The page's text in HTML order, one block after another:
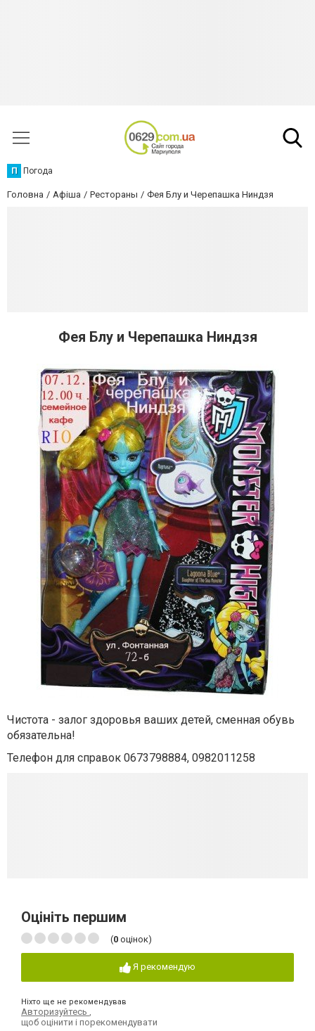
П Погода
Головна Афіша Рестораны Фея Блу и Черепашка Ниндзя
Фея Блу и Черепашка Ниндзя
Чистота - залог здоровья ваших детей, сменная обувь
обязательна!
Телефон для справок 0673798884, 0982011258
Оцініть першим
(0 оцінок)
Я рекомендую
Ніхто ще не рекомендував
Авторизуйтесь
щоб оцінити і порекомендувати